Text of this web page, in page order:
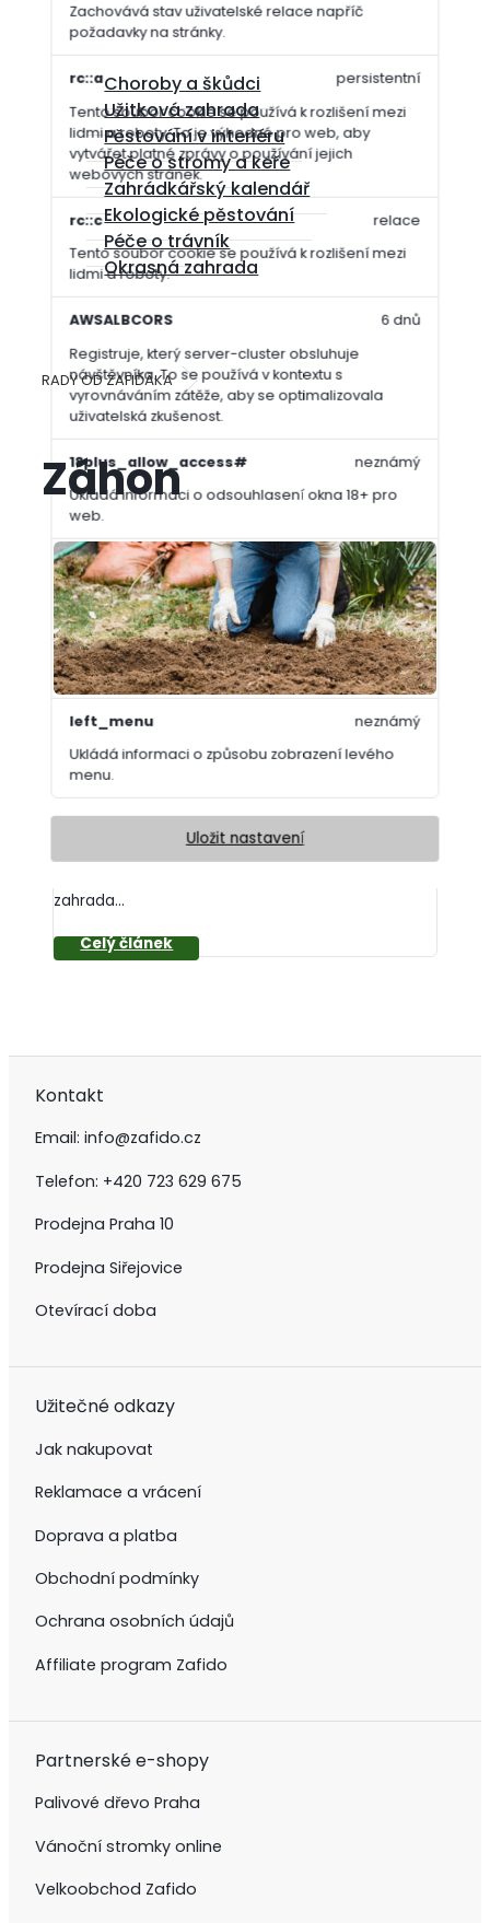
Zachovává stav uživatelské relace napříč
požadavky na stránky.
rc::a
Tento soubor cookie se používá k rozlišení mezi
lidmi a roboty. To je výhodné pro web, aby
vytvářet platné zprávy o používání jejich
webových stránek.
persistentní
rc::c
Tento soubor cookie se používá k rozlišení mezi
lidmi a roboty.
relace
AWSALBCORS
Registruje, který server-cluster obsluhuje
návštěvníka. To se používá v kontextu s
vyrovnáváním zátěže, aby se optimalizovala
uživatelská zkušenost.
6 dnů
18plus_allow_access#
Ukládá informaci o odsouhlasení okna 18+ pro
web.
neznámý
18plus_cat#
Ukládá informaci o odsouhlasení okna 18+ pro
kategorii.
neznámý
bs_slide_menu neznámý
left_menu
Ukládá informaci o způsobu zobrazení levého
menu.
neznámý
Uložit nastavení
RADY OD ZAFIĎÁKA Záhon
Záhon
Jak připravit záhony na jaro?
01.03.2026
I když se zima ještě občas připomene mrazíkem,
zahrada...
Choroby a škůdci
Užitková zahrada
Pěstování v interiéru
Péče o stromy a keře
Zahrádkářský kalendář
Ekologické pěstování
Péče o trávník
Okrasná zahrada
Kontakt
Email: info@zafido.cz
Telefon: +420 723 629 675
Prodejna Praha 10
Prodejna Siřejovice
Otevírací doba
Užitečné odkazy
Jak nakupovat
Reklamace a vrácení
Doprava a platba
Obchodní podmínky
Ochrana osobních údajů
Affiliate program Zafido
Partnerské e-shopy
Palivové dřevo Praha
Vánoční stromky online
Velkoobchod Zafido